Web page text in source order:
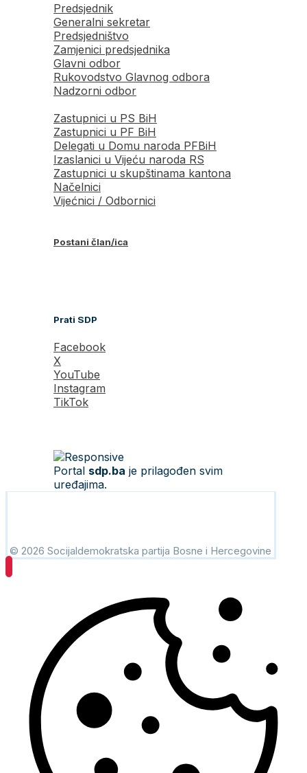
Predsjednik
Generalni sekretar
Predsjedništvo
Zamjenici predsjednika
Glavni odbor
Rukovodstvo Glavnog odbora
Nadzorni odbor
Zastupnici u PS BiH
Zastupnici u PF BiH
Delegati u Domu naroda PFBiH
Izaslanici u Vijeću naroda RS
Zastupnici u skupštinama kantona
Načelnici
Vijećnici / Odbornici
Postani član/ica
Prati SDP
Facebook
X
YouTube
Instagram
TikTok
Portal sdp.ba je prilagođen svim
uređajima.
© 2026 Socijaldemokratska partija Bosne i Hercegovine